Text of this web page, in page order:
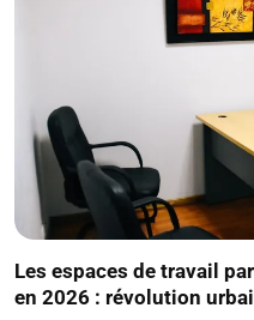
Les espaces de travail
en 2026 : révolution